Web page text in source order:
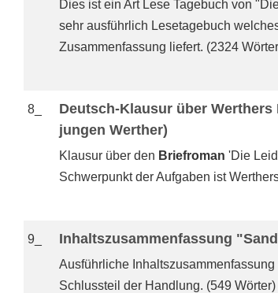
Dies ist ein Art Lese Tagebuch von
sehr ausführlich Lesetagebuch
Zusammenfassung liefert. (2324
8_
Deutsch-Klausur über
jungen Werther)
Klausur über den Briefroman 'Die
Schwerpunkt der Aufgaben ist
9_ Inhaltszusammenfassung
Ausführliche
Schlussteil der Handlung. (549 Wörter)